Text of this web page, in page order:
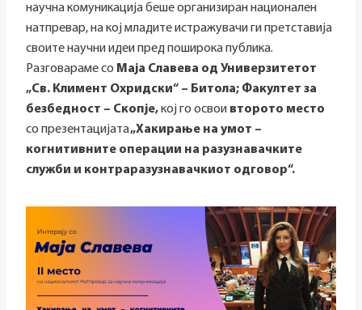
научна комуникација беше организиран национален
натпревар, на кој младите истражувачи ги претставија
своите научни идеи пред поширока публика.
Разговараме со Маја Славева од Универзитетот
„Св. Климент Охридски“ – Битола; Факултет за
безбедност – Скопје,кој го освои второто место
со презентацијата„Хакирање на умот –
когнитивните операции на разузнавачките
служби и контраразузнавачкиот одговор“.